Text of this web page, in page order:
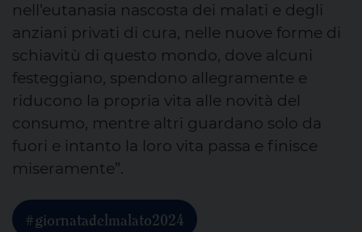
nell’eutanasia nascosta dei malati e degli
anziani privati di cura, nelle nuove forme di
schiavitù di questo mondo, dove alcuni
festeggiano, spendono allegramente e
riducono la propria vita alle novità del
consumo, mentre altri guardano solo da
fuori e intanto la loro vita passa e finisce
miseramente”.
#giornatadelmalato2024